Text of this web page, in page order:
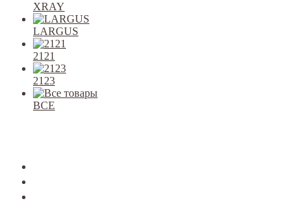
XRAY
LARGUS
2121
2123
ВСЕ